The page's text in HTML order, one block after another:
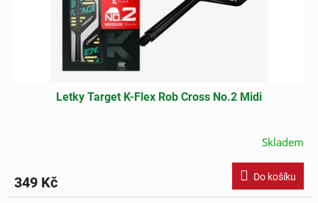
Letky Target K-Flex Rob Cross No.2 Midi
Skladem
349 Kč Do košíku